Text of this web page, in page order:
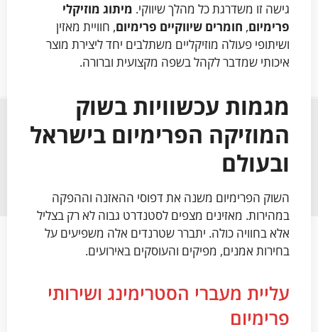
גישה זו משדרגת כל מהלך שיווקי. מיתוג מוזיקלי
פרימיום, חומרים שיווקיים פרימיום, חוויית מאזין
ושיתופי פעולה מוזיקליים משתלבים יחד ליצירת מוצר
איכותי שמדבר לקהל בשפה מקצועית וברורה.
מגמות עכשוויות בשוק
המוזיקה הפרימיום בישראל
ובעולם
השוק הפרימיום משנה את דפוסי ההאזנה וההפקה
במהירות. מאזינים מצפים לסטנדרט גבוה לא רק בצליל
אלא בחוויה כולה. יתברר שטרנדים אלה משפיעים על
בחירות אמנים, מפיקים והעוסקים באירועים.
עליית מעברי הסטרימינג ושירותי
פרימיום